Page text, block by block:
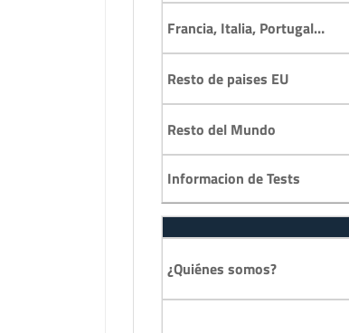
Francia, Italia, Portugal…
Resto de paises EU
Resto del Mundo
Informacion de Tests
¿Quiénes somos?